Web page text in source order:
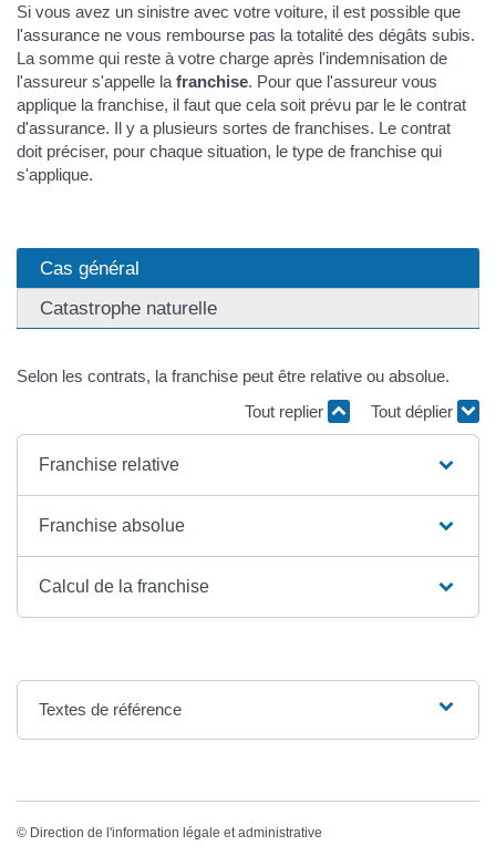
Si vous avez un sinistre avec votre voiture, il est possible que
l'assurance ne vous rembourse pas la totalité des dégâts subis.
La somme qui reste à votre charge après l'indemnisation de
l'assureur s'appelle la franchise. Pour que l'assureur vous
applique la franchise, il faut que cela soit prévu par le le contrat
d'assurance. Il y a plusieurs sortes de franchises. Le contrat
doit préciser, pour chaque situation, le type de franchise qui
s'applique.
Cas général
Catastrophe naturelle
Selon les contrats, la franchise peut être relative ou absolue.
Tout replier
Tout déplier
Franchise relative
Franchise absolue
Calcul de la franchise
Textes de référence
© Direction de l'information légale et administrative